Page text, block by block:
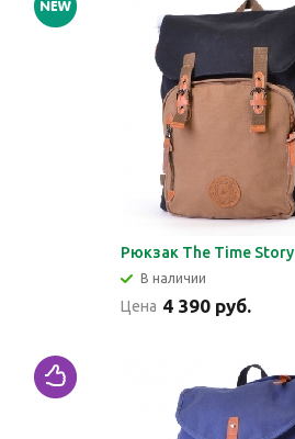
Рюкзак The Time Story
В наличии
Цена 4 390 руб.